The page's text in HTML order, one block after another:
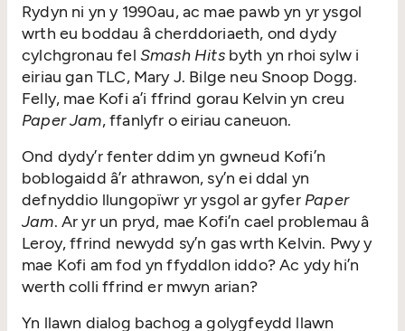
Rydyn ni yn y 1990au, ac mae pawb yn yr ysgol
wrth eu boddau â cherddoriaeth, ond dydy
cylchgronau fel Smash Hitsbyth yn rhoi sylw i
eiriau gan TLC, Mary J. Bilge neu Snoop Dogg.
Felly, mae Kofi a’i ffrind gorau Kelvin yn creu
Paper Jam, ffanlyfr o eiriau caneuon.
Ond dydy’r fenter ddim yn gwneud Kofi’n
boblogaidd â’r athrawon, sy’n ei ddal yn
defnyddio llungopïwr yr ysgol ar gyfer Paper
Jam. Ar yr un pryd, mae Kofi’n cael problemau â
Leroy, ffrind newydd sy’n gas wrth Kelvin. Pwy y
mae Kofi am fod yn ffyddlon iddo? Ac ydy hi’n
werth colli ffrind er mwyn arian?
Yn llawn dialog bachog a golygfeydd llawn